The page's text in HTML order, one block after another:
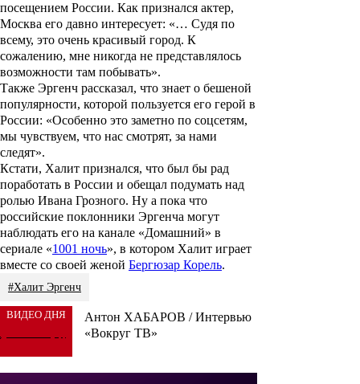
посещением России. Как признался актер,
Москва его давно интересует: «… Судя по
всему, это очень красивый город. К
сожалению, мне никогда не представлялось
возможности там побывать».
Также Эргенч рассказал, что знает о бешеной
популярности, которой пользуется его герой в
России: «Особенно это заметно по соцсетям,
мы чувствуем, что нас смотрят, за нами
следят».
Кстати, Халит признался, что был бы рад
поработать в России и обещал подумать над
ролью Ивана Грозного. Ну а пока что
российские поклонники Эргенча могут
наблюдать его на канале «Домашний» в
сериале «1001 ночь», в котором Халит играет
вместе со своей женой Бергюзар Корель.
#Халит Эргенч
ВИДЕО ДНЯ
Антон ХАБАРОВ / Интервью
«Вокруг ТВ»